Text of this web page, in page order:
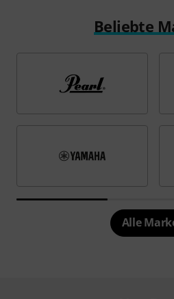
Beliebte
Alle